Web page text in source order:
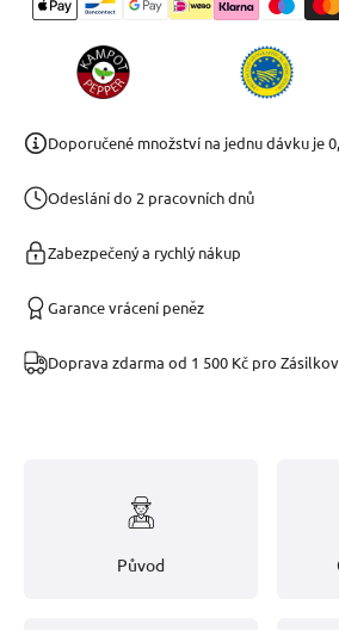
Doporučené množství na jednu dávku je
Odeslání do 2 pracovních dnů
Zabezpečený a rychlý nákup
Garance vrácení peněz
Doprava zdarma od 1 500 Kč pro
Původ